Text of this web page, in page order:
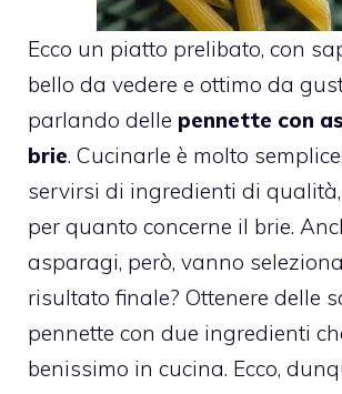
Ecco un piatto prelibato, con
bello da vedere e ottimo da
parlando delle pennette con
brie. Cucinarle è molto
servirsi di ingredienti di
per quanto concerne il brie.
asparagi, però, vanno
risultato finale? Ottenere delle
pennette con due ingredienti
benissimo in cucina. Ecco,